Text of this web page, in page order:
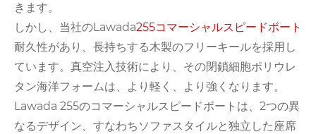
きます。
しかし、当社のLawada255コマーシャルスピードボート
耐久性があり、長持ちする木製のフリーキールを採用し
ています。真空注入技術により、その閉鎖細胞ポリウレ
タン海洋フォームは、より軽く、より強くなります。
Lawada 255のコマーシャルスピードボートは、2つの異
なるデザイン、すなわちソファスタイルと独立した座席